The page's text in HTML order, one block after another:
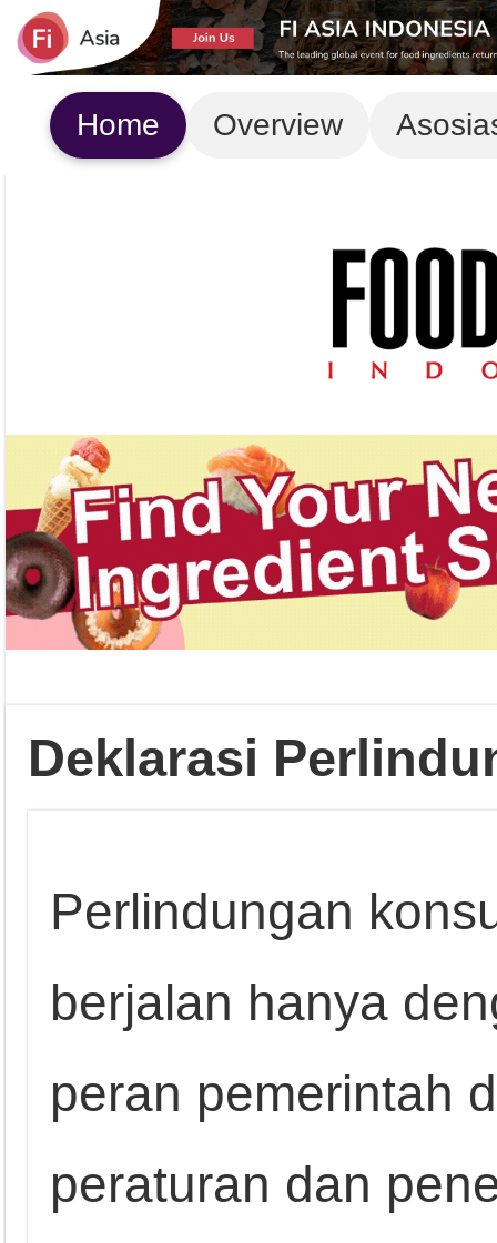
Home Overview
Deklarasi
Perlindungan
berjalan hanya
peran pemerintah
peraturan dan